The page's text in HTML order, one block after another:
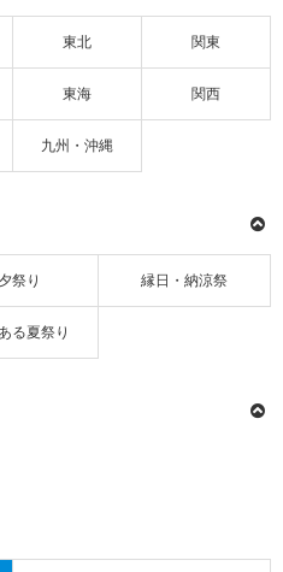
東北 関東
東海 関西
九州・沖縄
祭り 縁日・納涼祭
る夏祭り